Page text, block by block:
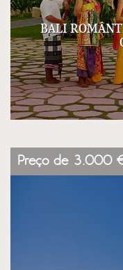
BALI
Preço de 3.000